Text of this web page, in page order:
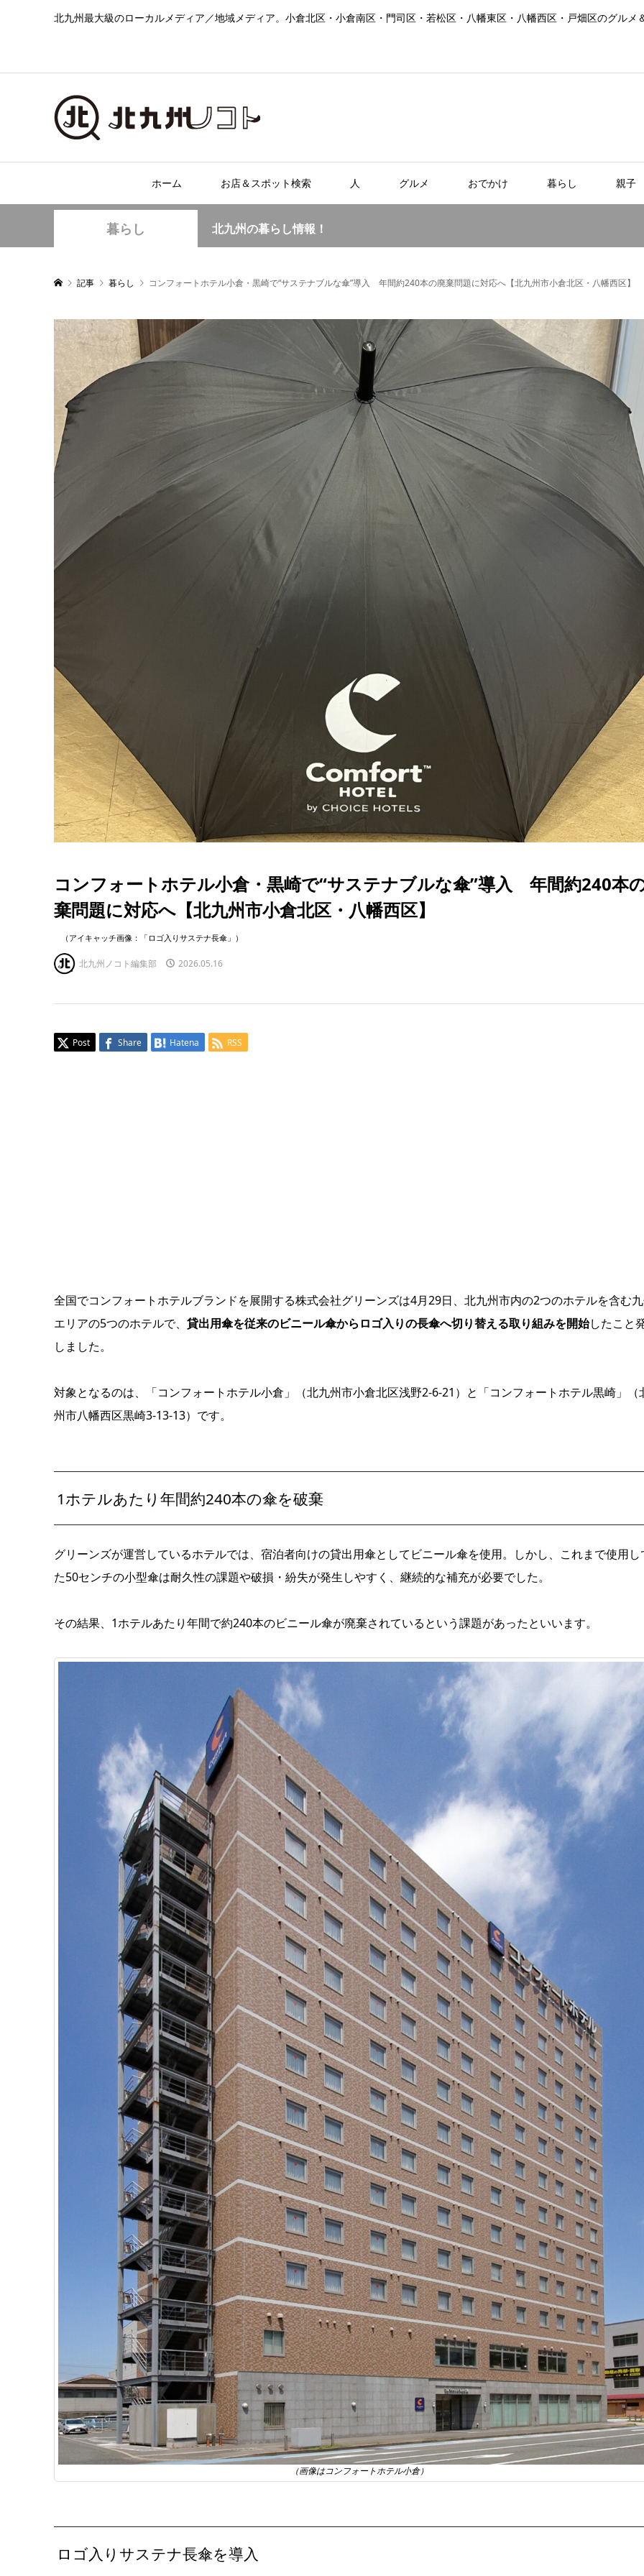
北九州最大級のローカルメディア／地域メディア。小倉北区・小倉南区・門司区・若松区・八幡東区・八幡西区・戸畑区のグル
ホーム お店＆スポット検索 人 グルメ おでかけ 暮らし 親子
暮らし 北九州の暮らし情報！
記事 暮らし コンフォートホテル小倉・黒崎で“サステナブルな傘”導入 年間約240本の廃棄問題に対応へ【北九州市小倉北区・八幡西区】
コンフォートホテル小倉・黒崎で“サステナブルな傘”導入 年間約240本
棄問題に対応へ【北九州市小倉北区・八幡西区】
（アイキャッチ画像：「ロゴ入りサステナ長傘」）
北九州ノコト編集部 2026.05.16
Post Share Hatena RSS
全国でコンフォートホテルブランドを展開する株式会社グリーンズは4月29日、北九州市内の2つのホテルを含む
エリアの5つのホテルで、 貸出用傘を従来のビニール傘からロゴ入りの長傘へ切り替える取り組みを開始したこと
しました。
対象となるのは、「コンフォートホテル小倉」（北九州市小倉北区浅野2-6-21）と「コンフォートホテル黒崎」（
州市八幡西区黒崎3-13-13）です。
1ホテルあたり年間約240本の傘を破棄
グリーンズが運営しているホテルでは、宿泊者向けの貸出用傘としてビニール傘を使用。しかし、これまで使用し
た50センチの小型傘は耐久性の課題や破損・紛失が発生しやすく、継続的な補充が必要でした。
その結果、1ホテルあたり年間で約240本のビニール傘が廃棄されているという課題があったといいます。
（画像はコンフォートホテル小倉）
ロゴ入りサステナ長傘を導入